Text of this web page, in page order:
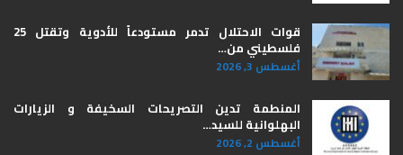
قوات الاحتلال تدمر مستودعاً للأدوية وتقتل 25
فلسطيني من…
أغسطس 3, 2026
المنطمة تدين التصريحات السخيفة و الزيارات
البهلوانية للسيد…
أغسطس 2, 2026